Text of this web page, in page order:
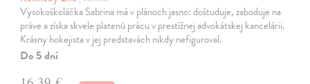
Vysokoškoláčka Sabrina má v plánoch jasno: doštuduje, zaboduje na
práve a získa skvele platenú prácu v prestížnej advokátskej kancelárii.
Krásny hokejista v jej predstavách nikdy nefiguroval.
Do 5 dní